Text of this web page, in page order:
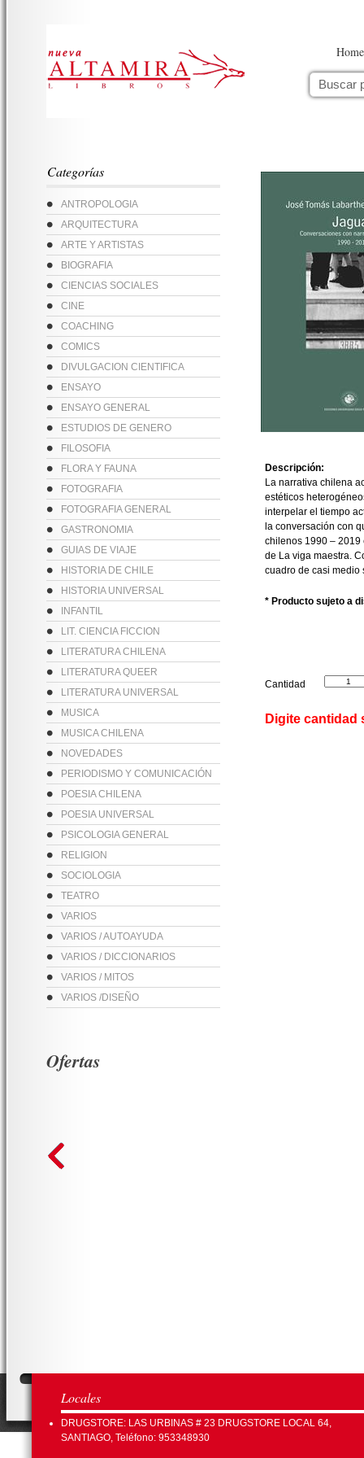
Home
Categorías
ANTROPOLOGIA
ARQUITECTURA
ARTE Y ARTISTAS
BIOGRAFIA
CIENCIAS SOCIALES
CINE
COACHING
COMICS
DIVULGACION CIENTIFICA
ENSAYO
ENSAYO GENERAL
ESTUDIOS DE GENERO
FILOSOFIA
FLORA Y FAUNA
FOTOGRAFIA
FOTOGRAFIA GENERAL
GASTRONOMIA
GUIAS DE VIAJE
HISTORIA DE CHILE
HISTORIA UNIVERSAL
INFANTIL
LIT. CIENCIA FICCION
LITERATURA CHILENA
LITERATURA QUEER
LITERATURA UNIVERSAL
MUSICA
MUSICA CHILENA
NOVEDADES
PERIODISMO Y COMUNICACIÓN
POESIA CHILENA
POESIA UNIVERSAL
PSICOLOGIA GENERAL
RELIGION
SOCIOLOGIA
TEATRO
VARIOS
VARIOS / AUTOAYUDA
VARIOS / DICCIONARIOS
VARIOS / MITOS
VARIOS /DISEÑO
Descripción:
La narrativa chilena
estéticos
interpelar el tiempo
la conversación con
chilenos 1990 – 2019
de La viga maestra.
cuadro de casi medio
* Producto sujeto a
Cantidad
Digite
Ofertas
Locales
DRUGSTORE: LAS URBINAS # 23 DRUGSTORE LOCAL 64,
SANTIAGO, Teléfono: 953348930